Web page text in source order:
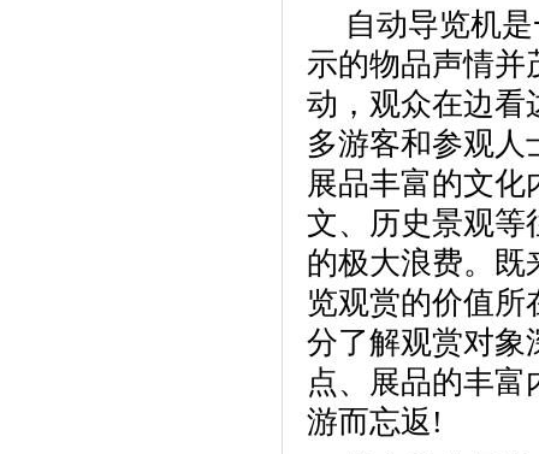
自动导览机
示的物品声情并
动，观众在边看
多游客和参观人
展品丰富的文化
文、历史景观等
的极大浪费。既
览观赏的价值所
分了解观赏对象
点、展品的丰
游而忘返!